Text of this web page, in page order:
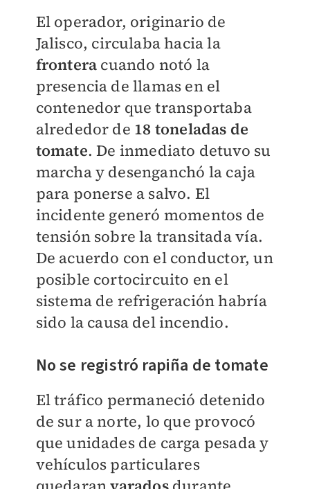
El operador, originario de
Jalisco, circulaba hacia la
frontera cuando notó la
presencia de llamas en el
contenedor que transportaba
alrededor de 18 toneladas de
tomate. De inmediato detuvo su
marcha y desenganchó la caja
para ponerse a salvo. El
incidente generó momentos de
tensión sobre la transitada vía.
De acuerdo con el conductor, un
posible cortocircuito en el
sistema de refrigeración habría
sido la causa del incendio.
No se registró rapiña de tomate
El tráfico permaneció detenido
de sur a norte, lo que provocó
que unidades de carga pesada y
vehículos particulares